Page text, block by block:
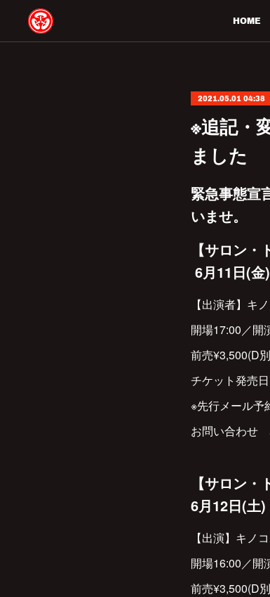
HOME
2021.05.01 04:38
※追記・
ました
緊急事態宣
いませ。
【サロン
6月11日(
【出演者】キ
開場17:00／開
前売¥3,500(D
チケット発売
※先行メール
お問い合わせ
【サロン
6月12日(
【出演】キノ
開場16:00／開
前売¥3,500(D